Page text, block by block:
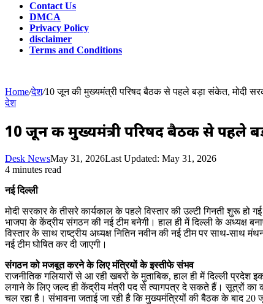
Contact Us
DMCA
Privacy Policy
disclaimer
Terms and Conditions
Home/देश/10 जून की मुख्यमंत्री परिषद बैठक से पहले बड़ा संकेत, मोदी
देश
10 जून की मुख्यमंत्री परिषद बैठक से पहले
Desk NewsMay 31, 2026Last Updated: May 31, 2026
4 minutes read
नई दिल्ली
मोदी सरकार के तीसरे कार्यकाल के पहले विस्तार की उल्टी गिनती शुरू हो
भाजपा के केंद्रीय संगठन की नई टीम बनेगी। हाल ही में दिल्ली के अध्यक्ष
विस्तार के साथ राष्ट्रीय अध्यक्ष नितिन नवीन की नई टीम पर साथ-
नई टीम घोषित कर दी जाएगी।
संगठन को मजबूत करने के लिए मंत्रियों के इस्तीफे संभव
राजनीतिक गलियारों से आ रही खबरों के मुताबिक, हाल ही में दिल्ली प्रदेश
लगाने के लिए जल्द ही केंद्रीय मंत्री पद से त्यागपत्र दे सकते हैं। सूत्रों का
चल रहा है। संभावना जताई जा रही है कि मुख्यमंत्रियों की बैठक के बाद 20